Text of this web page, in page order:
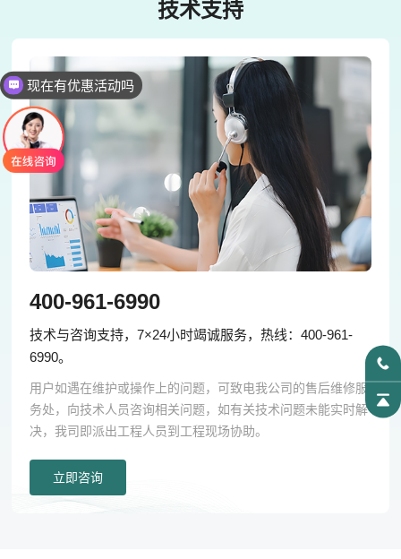
技术支持
400-961-6990
技术与咨询支持，7×24小时竭诚服务，热线：400-961-
6990。
用户如遇在维护或操作上的问题，可致电我公司的售后维修服
务处，向技术人员咨询相关问题，如有关技术问题未能实时解
决，我司即派出工程人员到工程现场协助。
立即咨询
现在有优惠活动吗